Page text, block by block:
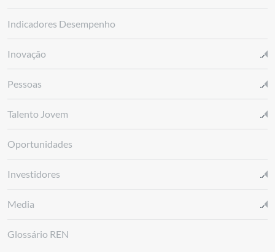
Indicadores Desempenho
Inovação
Pessoas
Talento Jovem
Oportunidades
Investidores
Media
Glossário REN